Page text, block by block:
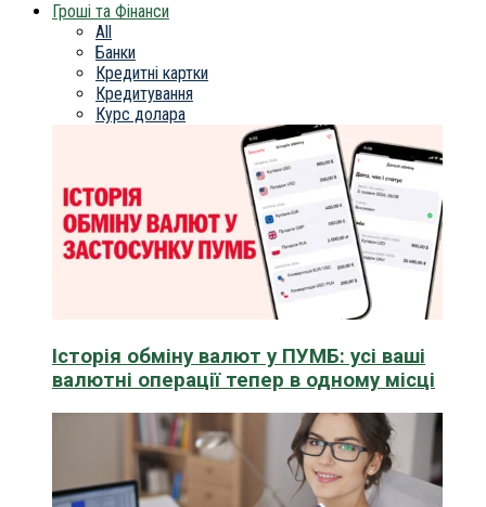
Гроші та Фінанси
All
Банки
Кредитні картки
Кредитування
Курс долара
Історія обміну валют у ПУМБ: усі ваші
валютні операції тепер в одному місці